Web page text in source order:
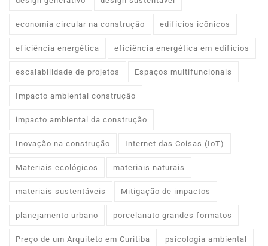
economia circular na construção edifícios icônicos
eficiência energética eficiência energética em edifícios
escalabilidade de projetos Espaços multifuncionais
Impacto ambiental construção
impacto ambiental da construção
Inovação na construção Internet das Coisas (IoT)
Materiais ecológicos materiais naturais
materiais sustentáveis Mitigação de impactos
planejamento urbano porcelanato grandes formatos
Preço de um Arquiteto em Curitiba psicologia ambiental